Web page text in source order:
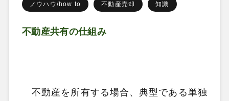
ノウハウ/how to 不動産売却 知識
不動産共有の仕組み
不動産を所有する場合、典型である単独